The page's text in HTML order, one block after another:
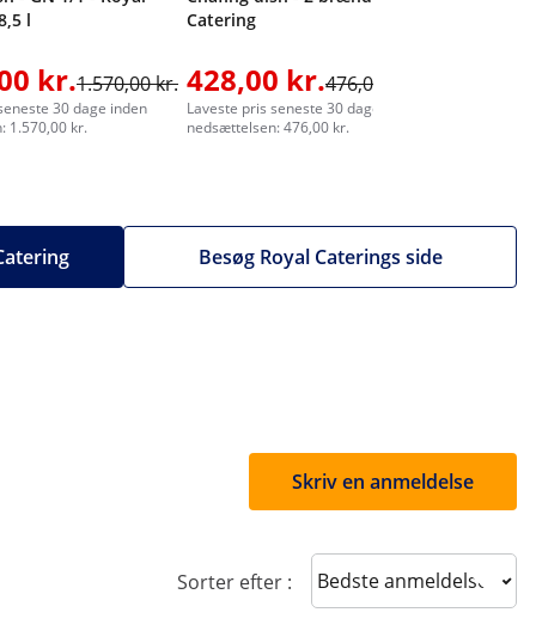
l
kr.1.570,00 kr.
30 dage inden
1.570,00 kr.
Catering
428,00 kr.476,00 kr.
Laveste pris seneste 30 dage inden
nedsættelsen: 476,00 kr.
Besøg Royal Caterings side
Skriv en anmeldelse
Sorter efter : Sort reviews